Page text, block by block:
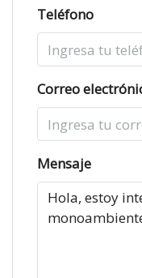
Teléfono
Correo
Mensaje